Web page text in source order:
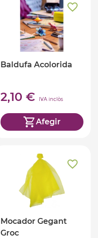
Baldufa Acolorida
2,10 € IVA inclòs
Afegir
Mocador Gegant
Groc